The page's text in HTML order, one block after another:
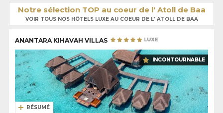
Notre sélection TOP au coeur de l' Atoll de Baa
VOIR TOUS NOS HÔTELS LUXE AU COEUR DE L' ATOLL DE BAA
ANANTARA KIHAVAH VILLAS
INCONTOURNABLE
RÉSUMÉ